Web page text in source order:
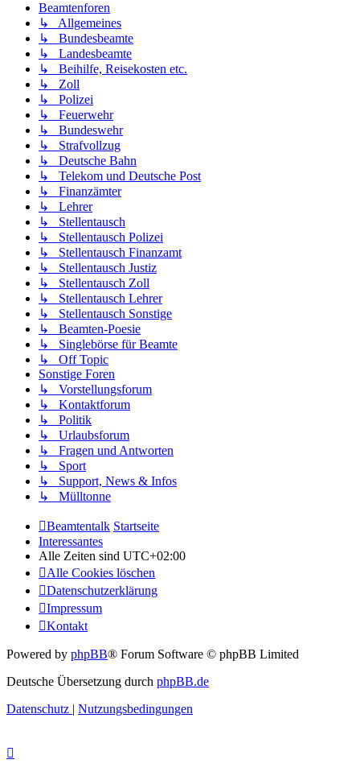
Beamtenforen
↳ Allgemeines
↳ Bundesbeamte
↳ Landesbeamte
↳ Beihilfe, Reisekosten etc.
↳ Zoll
↳ Polizei
↳ Feuerwehr
↳ Bundeswehr
↳ Strafvollzug
↳ Deutsche Bahn
↳ Telekom und Deutsche Post
↳ Finanzämter
↳ Lehrer
↳ Stellentausch
↳ Stellentausch Polizei
↳ Stellentausch Finanzamt
↳ Stellentausch Justiz
↳ Stellentausch Zoll
↳ Stellentausch Lehrer
↳ Stellentausch Sonstige
↳ Beamten-Poesie
↳ Singlebörse für Beamte
↳ Off Topic
Sonstige Foren
↳ Vorstellungsforum
↳ Kontaktforum
↳ Politik
↳ Urlaubsforum
↳ Fragen und Antworten
↳ Sport
↳ Support, News & Infos
↳ Mülltonne
Beamtentalk Startseite
Interessantes
Alle Zeiten sind UTC+02:00
Alle Cookies löschen
Datenschutzerklärung
Impressum
Kontakt
Powered by phpBB® Forum Software © phpBB Limited
Deutsche Übersetzung durch phpBB.de
Datenschutz | Nutzungsbedingungen